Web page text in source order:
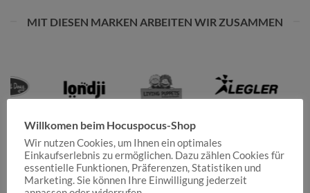
MIT DIESEN MARKEN ARBEITEN WIR ZUSAMMEN
Willkomen beim Hocuspocus-Shop
Wir nutzen Cookies, um Ihnen ein optimales
Einkaufserlebnis zu ermöglichen. Dazu zählen Cookies für
essentielle Funktionen, Präferenzen, Statistiken und
Marketing. Sie können Ihre Einwilligung jederzeit